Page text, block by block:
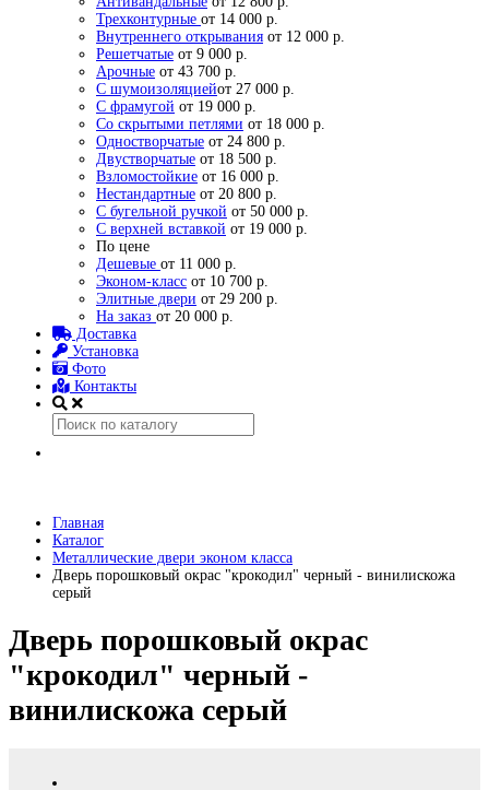
Трехконтурные от 14 000 р.
Внутреннего открывания от 12 000 р.
Решетчатые от 9 000 р.
Арочные от 43 700 р.
С шумоизоляциейот 27 000 р.
С фрамугой от 19 000 р.
Со скрытыми петлями от 18 000 р.
Одностворчатые от 24 800 р.
Двустворчатые от 18 500 р.
Взломостойкие от 16 000 р.
Нестандартные от 20 800 р.
С бугельной ручкой от 50 000 р.
С верхней вставкой от 19 000 р.
По цене
Дешевые от 11 000 р.
Эконом-класс от 10 700 р.
Элитные двери от 29 200 р.
На заказ от 20 000 р.
Доставка
Установка
Фото
Контакты
Главная
Каталог
Металлические двери эконом класса
Дверь порошковый окрас "крокодил" черный - винилискожа
серый
Дверь порошковый окрас
"крокодил" черный -
винилискожа серый